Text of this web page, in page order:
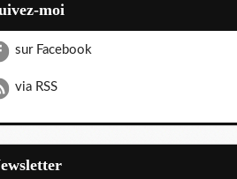
moi
sur Facebook
via RSS
Newsletter